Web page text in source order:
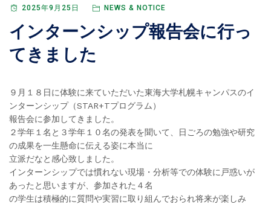
2025年9月25日 NEWS & NOTICE
インターンシップ報告会に行っ
てきました
９月１８日に体験に来ていただいた東海大学札幌キャンパスのイ
ンターンシップ（STAR+Tプログラム）
報告会に参加してきました。
２学年１名と３学年１０名の発表を聞いて、日ごろの勉強や研究
の成果を一生懸命に伝える姿に本当に
立派だなと感心致しました。
インターンシップでは慣れない現場・分析等での体験に戸惑いが
あったと思いますが、参加された４名
の学生は積極的に質問や実習に取り組んでおられ将来が楽しみ